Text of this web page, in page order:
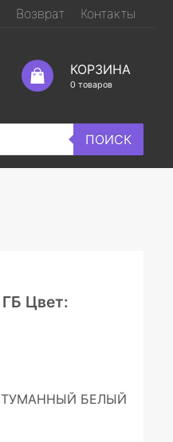
Возврат Контакты
КОРЗИНА
0 товаров
ПОИСК
Цвет:
ТУМАННЫЙ БЕЛЫЙ